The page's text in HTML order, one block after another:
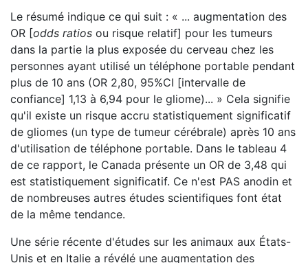
Le résumé indique ce qui suit : « ... augmentation des
OR [odds ratios ou risque relatif] pour les tumeurs
dans la partie la plus exposée du cerveau chez les
personnes ayant utilisé un téléphone portable pendant
plus de 10 ans (OR 2,80, 95%CI [intervalle de
confiance] 1,13 à 6,94 pour le gliome)... » Cela signifie
qu'il existe un risque accru statistiquement significatif
de gliomes (un type de tumeur cérébrale) après 10 ans
d'utilisation de téléphone portable. Dans le tableau 4
de ce rapport, le Canada présente un OR de 3,48 qui
est statistiquement significatif. Ce n'est PAS anodin et
de nombreuses autres études scientifiques font état
de la même tendance.
Une série récente d'études sur les animaux aux États-
Unis et en Italie a révélé une augmentation des